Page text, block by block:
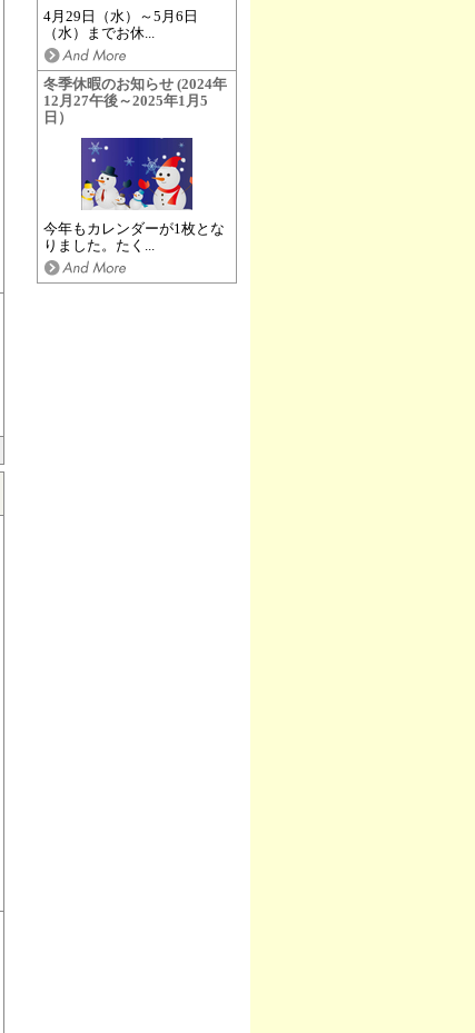
4月29日（水）～5月6日
（水）までお休...
冬季休暇のお知らせ (2024年
12月27午後～2025年1月5
日）
今年もカレンダーが1枚とな
りました。たく...